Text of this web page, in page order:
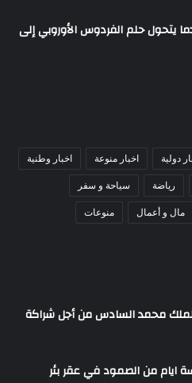
يتحول حلم الفردوس الأوروبي إلى
دولية اخبار منوعة اخبار وطنية
رياضة سياحة و سفر
مال و أعمال منوعات
محمد السادس من أجل شراكة
ايام من الصمود في عقر بئر